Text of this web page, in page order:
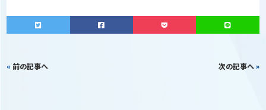
« 前の記事へ 次の記事へ»